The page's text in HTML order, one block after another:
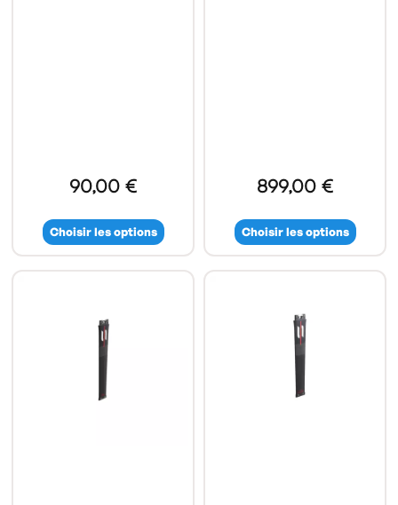
90,00 €
Choisir les options
899,00 €
Choisir les options